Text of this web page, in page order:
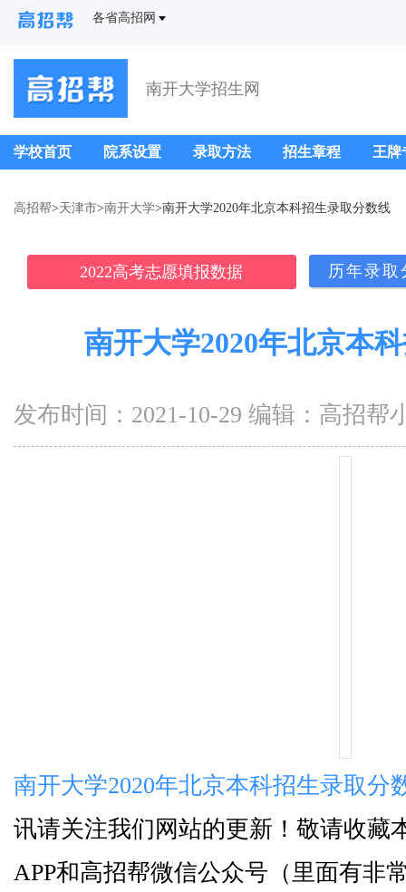
各省高招网
南开大学招生网
学校首页 院系设置 录取方法 招生章程 王牌
高招帮>天津市>南开大学>南开大学2020年北京本科招生录取分数线
2022高考志愿填报数据 历年录
南开大学2020年北京本
发布时间：2021-10-29 编辑：高招帮
南开大学2020年北京本科招生录取分
讯请关注我们网站的更新！敬请收藏
APP和高招帮微信公众号（里面有非